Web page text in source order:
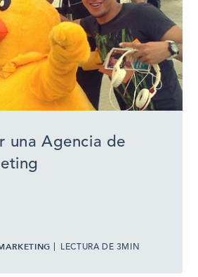
una Agencia de
LECTURA DE 3MIN